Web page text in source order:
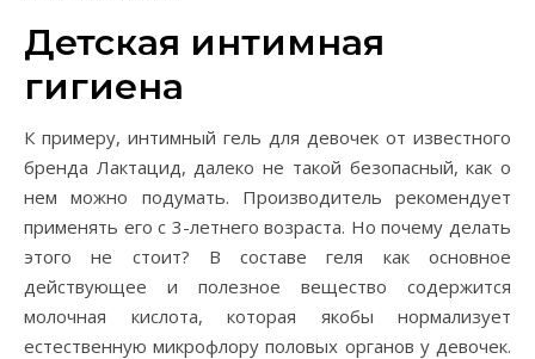
Детская интимная
гигиена
К примеру, интимный гель для девочек от известного
бренда Лактацид, далеко не такой безопасный, как о
нем можно подумать. Производитель рекомендует
применять его с 3-летнего возраста. Но почему делать
этого не стоит? В составе геля как основное
действующее и полезное вещество содержится
молочная кислота, которая якобы нормализует
естественную микрофлору половых органов у девочек.